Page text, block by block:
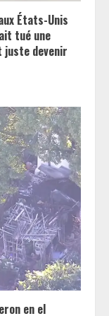
États-Unis
tué une
juste devenir
en el